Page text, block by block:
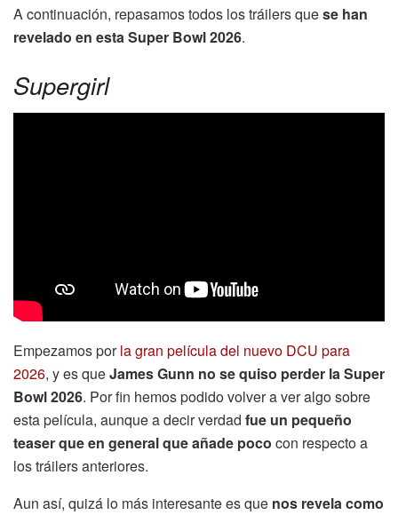
A continuación, repasamos todos los tráilers quese han
revelado en esta Super Bowl 2026.
Supergirl
Empezamos porla gran película del nuevo DCU para
2026, y es queJames Gunn no se quiso perder la Super
Bowl 2026. Por fin hemos podido volver a ver algo sobre
esta película, aunque a decir verdad fue un pequeño
teaser que en general que añade poco con respecto a
los tráilers anteriores.
Aun así, quizá lo más interesante es que nos revela como